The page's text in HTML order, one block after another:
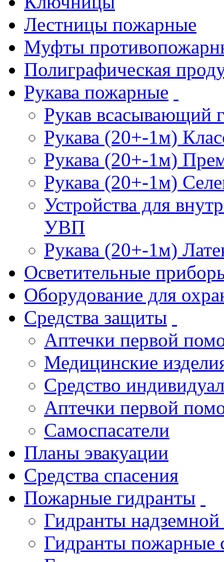
Лестницы пожарные
Муфты
Полиграфическая
Рукава пожарные
Рукав всасывающий
Рукава (20+-1м)
Рукава (20+-1м)
Рукава (20+-1м)
Устройства для
УВП
Рукава (20+-1м)
Осветительные
Оборудование для
Средства защиты
Аптечки первой
Медицинские
Средство
Аптечки первой
Самоспасатели
Планы эвакуации
Средства спасения
Пожарные гидранты
Гидранты
Гидранты пожарные